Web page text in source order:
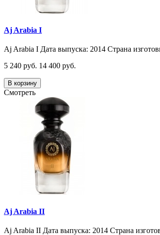
Aj Arabia I
Aj Arabia I Дата выпуска: 2014 Страна
5 240 руб. 14 400 руб.
В корзину
Смотреть
Aj Arabia II
Aj Arabia II Дата выпуска: 2014 Страна